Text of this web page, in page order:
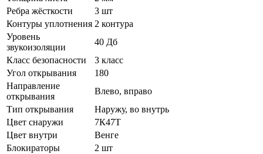
Ребра жёсткости
3 шт
Контуры уплотнения 2 контура
Уровень
звукоизоляции
40 Дб
Класс безопасности
3 класс
Угол открывания
180
Направление
открывания
Влево, вправо
Тип открывания
Наружу, во внутрь
Цвет снаружи
7К47Т
Цвет внутри
Венге
Блокираторы
2 шт